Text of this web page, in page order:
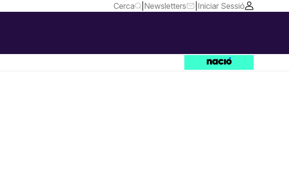
Cerca Newsletters Iniciar Sessió